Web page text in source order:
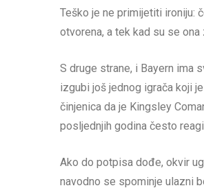
Teško je ne primijetiti ironiju:
otvorena, a tek kad su se
S druge strane, i Bayern ima
izgubi još jednog igrača koji
činjenica da je Kingsley
posljednjih godina često
Ako do potpisa dođe, okvir
navodno se spominje ulazni